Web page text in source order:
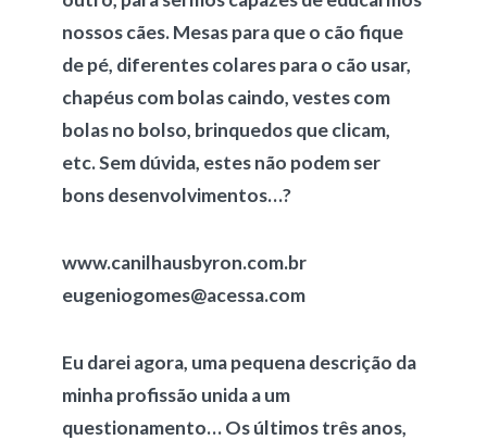
nossos cães. Mesas para que o cão fique
de pé, diferentes colares para o cão usar,
chapéus com bolas caindo, vestes com
bolas no bolso, brinquedos que clicam,
etc. Sem dúvida, estes não podem ser
bons desenvolvimentos…?
www.canilhausbyron.com.br
eugeniogomes@acessa.com
Eu darei agora, uma pequena descrição da
minha profissão unida a um
questionamento… Os últimos três anos,